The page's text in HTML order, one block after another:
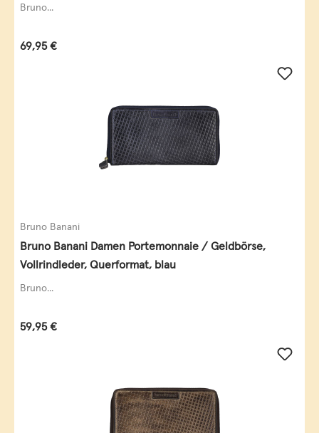
Bruno...
Regulärer Preis:
69,95 €
Bruno Banani
Bruno Banani Damen Portemonnaie / Geldbörse,
Vollrindleder, Querformat, blau
Bruno...
Regulärer Preis:
59,95 €